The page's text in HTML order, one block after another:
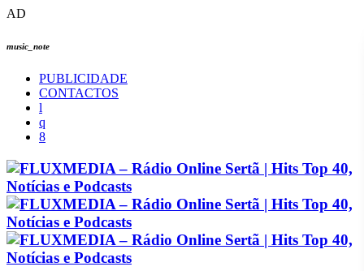
AD
music_note
PUBLICIDADE
CONTACTOS